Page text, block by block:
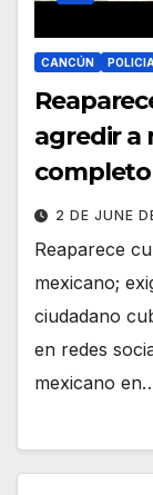
CANCÚN
agredir a
2 DE JUNE
Reaparece
mexicano;
ciudadano
en redes
mexicano